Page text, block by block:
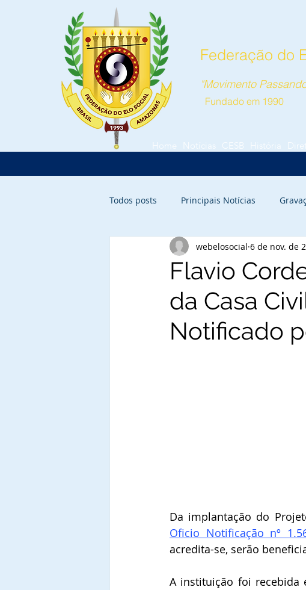
Home Notícias CESB História
Federação do
"Movimento
Fundado em 1990
Todos posts Principais Notícias
Itacoatiara Carauari
Flavio
da Casa
Notificado
webelosocial 6 de nov. de
Oficio Notificação nº
acredita-se, serão
A instituição foi recebida